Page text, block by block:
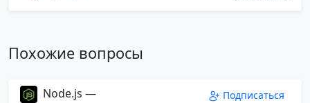
Похожие вопросы
Node.js —
Подписаться